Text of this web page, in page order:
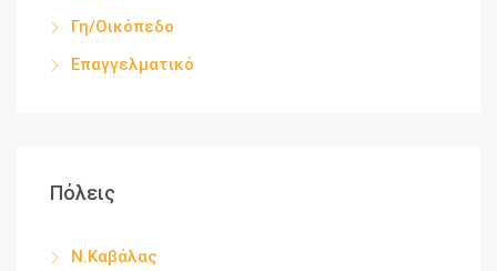
Γη/Οικόπεδο
Επαγγελματικό
Πόλεις
Ν.Καβάλας